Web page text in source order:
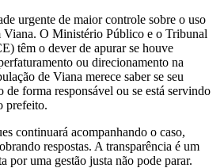
urgente de maior controle sobre o uso
Viana. O Ministério Público e o Tribunal
têm o dever de apurar se houve
ou direcionamento na
de Viana merece saber se seu
de forma responsável ou se está servindo
prefeito.
continuará acompanhando o caso,
respostas. A transparência é um
por uma gestão justa não pode parar.